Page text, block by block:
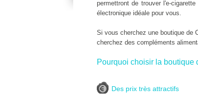
permettront de trouver l'e-
électronique idéale pour vous.
Si vous cherchez une boutique de
cherchez des compléments
Pourquoi choisir la boutique
Des prix très attractifs